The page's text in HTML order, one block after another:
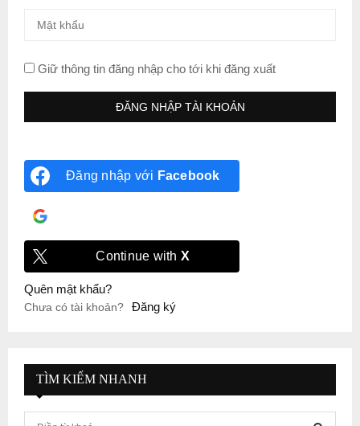
Giữ thông tin đăng nhập cho tới khi đăng xuất
Đăng nhập với Facebook
Continue with X
Quên mật khẩu?
Chưa có tài khoản? Đăng ký
TÌM KIẾM NHANH